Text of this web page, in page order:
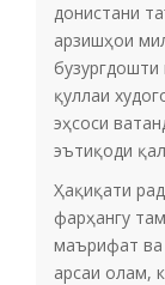
донистани
арзишҳои
қуллаи
эҳсоси
эътиқоди
Ҳақиқати
фарҳангу
маърифат ва
арсаи олам,